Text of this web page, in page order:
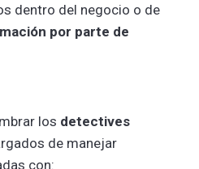
dentro del negocio o de
por parte de
los detectives
de manejar
con: